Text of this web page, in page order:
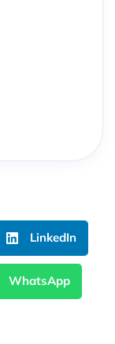
LinkedIn
WhatsApp